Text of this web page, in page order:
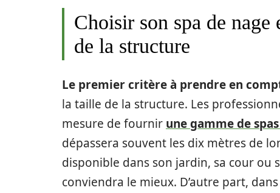
Choisir son spa de
de la structure
Le premier critère à prendre en
la taille de la structure. Les
mesure de fournir une gamme de
dépassera souvent les dix mètres de
disponible dans son jardin, sa cour ou
conviendra le mieux. D’autre part,